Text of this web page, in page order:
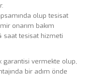
olup tesisat
onarım bakım
saat tesisat hizmeti
garantisi vermekte olup,
bir adım önde